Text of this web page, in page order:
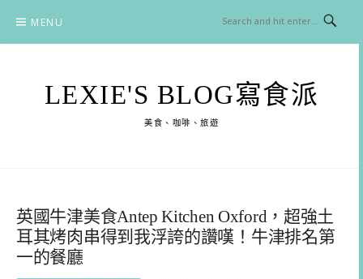
content
MENU
LEXIE'S BLOG寫食派
美食、咖啡、旅遊
英國牛津美食Antep Kitchen Oxford，超強土
耳其烤肉串得到我浮誇的讚嘆！牛津排名第
一的餐廳